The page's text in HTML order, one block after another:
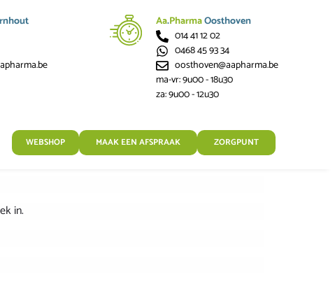
Aa.PharmaOosthoven
014 41 12 02
0468 45 93 34
oosthoven@aapharma.be
ma-vr: 9u00 - 18u30
za: 9u00 - 12u30
WEBSHOP MAAK EEN AFSPRAAK ZORGPUNT
in.